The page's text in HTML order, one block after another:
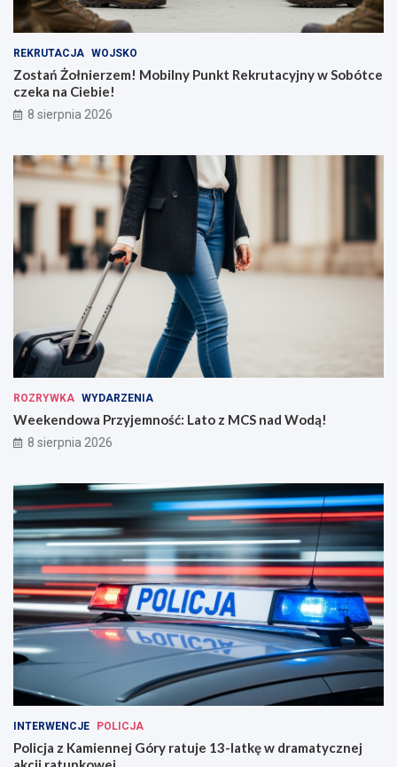
REKRUTACJA WOJSKO
Zostań Żołnierzem! Mobilny Punkt Rekrutacyjny w Sobótce
czeka na Ciebie!
8 sierpnia 2026
ROZRYWKA WYDARZENIA
Weekendowa Przyjemność: Lato z MCS nad Wodą!
8 sierpnia 2026
INTERWENCJE POLICJA
Policja z Kamiennej Góry ratuje 13-latkę w dramatycznej